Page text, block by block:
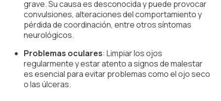
grave. Su causa es desconocida y puede provocar
convulsiones, alteraciones del comportamiento y
pérdida de coordinación, entre otros síntomas
neurológicos.
Problemas oculares: Limpiar los ojos
regularmente y estar atento a signos de malestar
es esencial para evitar problemas como el ojo seco
o las úlceras.